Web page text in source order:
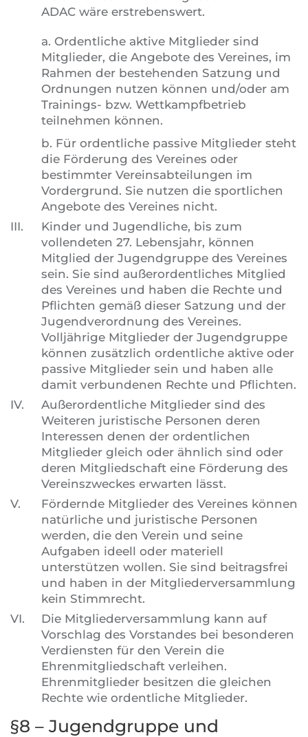
ADAC wäre erstrebenswert.
a. Ordentliche aktive Mitglieder sind
Mitglieder, die Angebote des Vereines, im
Rahmen der bestehenden Satzung und
Ordnungen nutzen können und/oder am
Trainings- bzw. Wettkampfbetrieb
teilnehmen können.
b. Für ordentliche passive Mitglieder steht
die Förderung des Vereines oder
bestimmter Vereinsabteilungen im
Vordergrund. Sie nutzen die sportlichen
Angebote des Vereines nicht.
III.
Kinder und Jugendliche, bis zum
vollendeten 27. Lebensjahr, können
Mitglied der Jugendgruppe des Vereines
sein. Sie sind außerordentliches Mitglied
des Vereines und haben die Rechte und
Pflichten gemäß dieser Satzung und der
Jugendverordnung des Vereines.
Volljährige Mitglieder der Jugendgruppe
können zusätzlich ordentliche aktive oder
passive Mitglieder sein und haben alle
damit verbundenen Rechte und Pflichten.
IV.
Außerordentliche Mitglieder sind des
Weiteren juristische Personen deren
Interessen denen der ordentlichen
Mitglieder gleich oder ähnlich sind oder
deren Mitgliedschaft eine Förderung des
Vereinszweckes erwarten lässt.
V.
Fördernde Mitglieder des Vereines können
natürliche und juristische Personen
werden, die den Verein und seine
Aufgaben ideell oder materiell
unterstützen wollen. Sie sind beitragsfrei
und haben in der Mitgliederversammlung
kein Stimmrecht.
VI.
Die Mitgliederversammlung kann auf
Vorschlag des Vorstandes bei besonderen
Verdiensten für den Verein die
Ehrenmitgliedschaft verleihen.
Ehrenmitglieder besitzen die gleichen
Rechte wie ordentliche Mitglieder.
§8 – Jugendgruppe und